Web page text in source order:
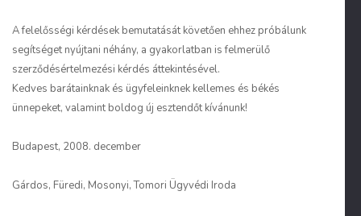
A felelősségi kérdések bemutatását követően ehhez próbálunk
segítséget nyújtani néhány, a gyakorlatban is felmerülő
szerződésértelmezési kérdés áttekintésével.
Kedves barátainknak és ügyfeleinknek kellemes és békés
ünnepeket, valamint boldog új esztendőt kívánunk!
Budapest, 2008. december
Gárdos, Füredi, Mosonyi, Tomori Ügyvédi Iroda